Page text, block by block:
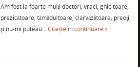
Am fost la foarte mulţi doctori, vraci, ghicitoare,
prezicătoare, tămăduitoare, clarvăzătoare, preoţi
şi nu-mi puteau …Citește în continuare »